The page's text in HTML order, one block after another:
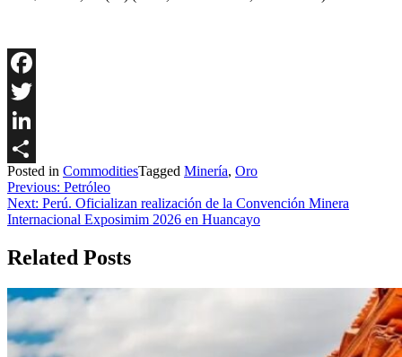
Facebook
Twitter
LinkedIn
Share
Posted in CommoditiesTagged Minería, Oro
Navegación
de
Previous: Petróleo
Next: Perú. Oficializan realización de la Convención Minera
Internacional Exposimim 2026 en Huancayo
Related Posts